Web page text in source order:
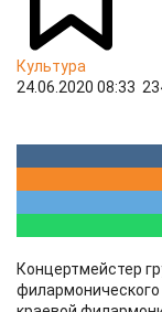
Культура
24.06.2020 08:33
Концертмейстер